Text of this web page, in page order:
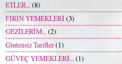
ETLER...(8)
FIRIN YEMEKLERİ (3)
GEZİLERİM...(2)
Glutensiz Tarifler(1)
GÜVEÇ YEMEKLERİ...(1)